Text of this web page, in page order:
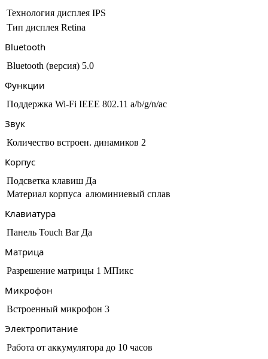
Технология дисплея IPS
Тип дисплея Retina
Bluetooth
Bluetooth (версия) 5.0
Функции
Поддержка Wi-Fi IEEE 802.11 a/b/g/n/ac
Звук
Количество встроен. динамиков 2
Корпус
Подсветка клавиш Да
Материал корпуса алюминиевый сплав
Клавиатура
Панель Touch Bar Да
Матрица
Разрешение матрицы 1 МПикс
Микрофон
Встроенный микрофон 3
Электропитание
Работа от аккумулятора до 10 часов